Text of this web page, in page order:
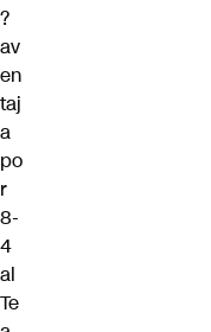
?
av
en
taj
a
po
r
8-
4
al
Te